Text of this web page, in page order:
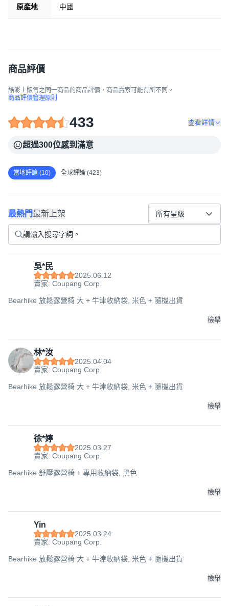
原產地 中國
商品評價
酷澎上販售之同一商品的商品評價，商品賣家可能有所不同。
商品評價管理原則
433 查看詳情
超過300位感到滿意
當地評論 (10) 全球評論 (423)
最熱門最新上架 所有星級
吳*民
2025.06.12
賣家: Coupang Corp.
Bearhike 放鬆露營椅 大 + 牛津收納袋, 米色 + 隨機出貨
檢舉
林*汝
2025.04.04
賣家: Coupang Corp.
Bearhike 放鬆露營椅 大 + 牛津收納袋, 米色 + 隨機出貨
檢舉
徐*婷
2025.03.27
賣家: Coupang Corp.
Bearhike 舒壓露營椅 + 專用收納袋, 黑色
檢舉
Yin
2025.03.24
賣家: Coupang Corp.
Bearhike 放鬆露營椅 大 + 牛津收納袋, 米色 + 隨機出貨
檢舉